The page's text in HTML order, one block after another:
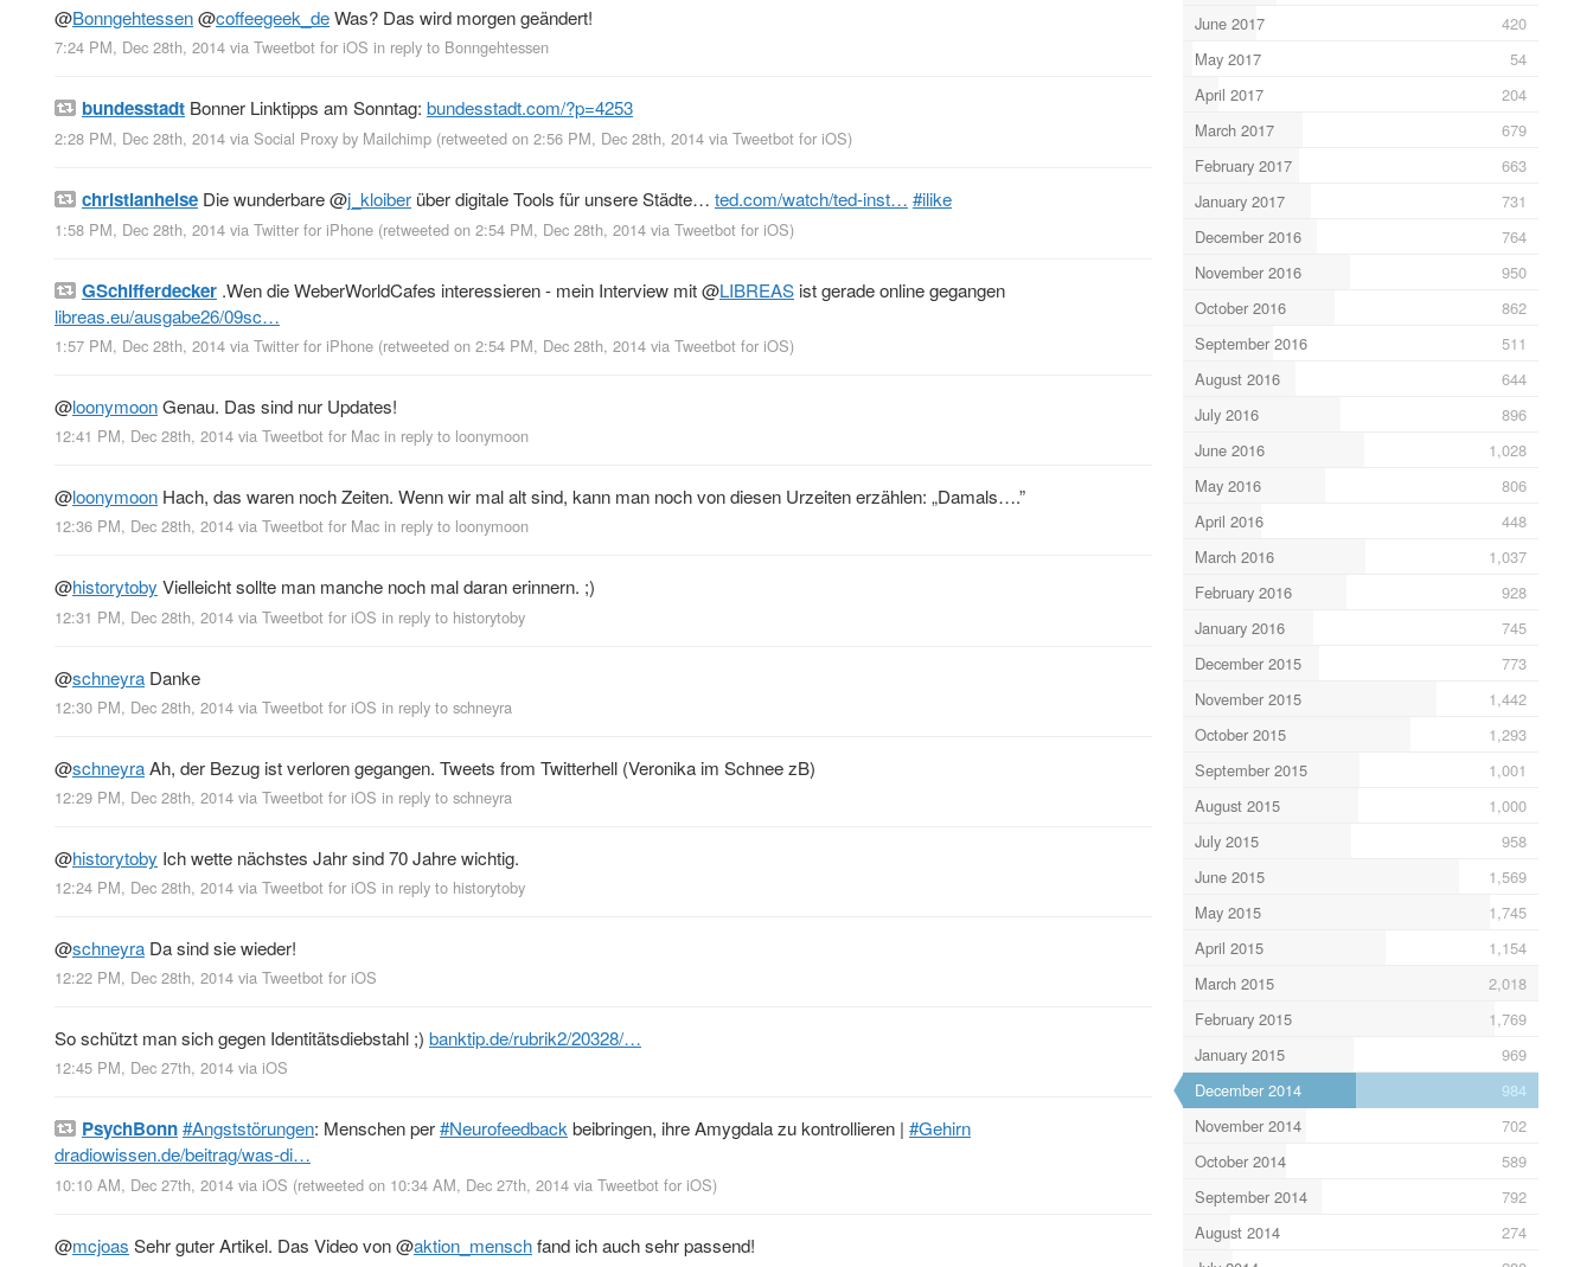
@Bonngehtessen@coffeegeek_deWas? Das wird morgen geändert!
7:24 PM, Dec 28th, 2014 via Tweetbot for iΟS in reply to Bonngehtessen
bundesstadt Bonner Linktipps am Sonntag: bundesstadt.com/?p=4253
2:28 PM, Dec 28th, 2014 via Social Proxy by Mailchimp (retweeted on 2:56 PM, Dec 28th, 2014 via Tweetbot for iΟS)
christianheise Die wunderbare@j_kloiber über digitale Tools für unsere Städte… ted.com/watch/ted-inst… #ilike
1:58 PM, Dec 28th, 2014 via Twitter for iPhone (retweeted on 2:54 PM, Dec 28th, 2014 via Tweetbot for iΟS)
GSchifferdecker .Wen die WeberWorldCafes interessieren - mein Interview mit@LIBREAS ist gerade online gegangen
libreas.eu/ausgabe26/09sc…
1:57 PM, Dec 28th, 2014 via Twitter for iPhone (retweeted on 2:54 PM, Dec 28th, 2014 via Tweetbot for iΟS)
@loonymoonGenau. Das sind nur Updates!
12:41 PM, Dec 28th, 2014 via Tweetbot for Mac in reply to loonymoon
@loonymoon Hach, das waren noch Zeiten. Wenn wir mal alt sind, kann man noch von diesen Urzeiten erzählen: „Damals….”
12:36 PM, Dec 28th, 2014 via Tweetbot for Mac in reply to loonymoon
@historytoby Vielleicht sollte man manche noch mal daran erinnern. ;)
12:31 PM, Dec 28th, 2014 via Tweetbot for iΟS in reply to historytoby
@schneyra Danke
12:30 PM, Dec 28th, 2014 via Tweetbot for iΟS in reply to schneyra
@schneyraAh, der Bezug ist verloren gegangen. Tweets from Twitterhell (Veronika im Schnee zB)
12:29 PM, Dec 28th, 2014 via Tweetbot for iΟS in reply to schneyra
@historytoby Ich wette nächstes Jahr sind 70 Jahre wichtig.
12:24 PM, Dec 28th, 2014 via Tweetbot for iΟS in reply to historytoby
@schneyra Da sind sie wieder!
12:22 PM, Dec 28th, 2014 via Tweetbot for iΟS
So schützt man sich gegen Identitätsdiebstahl ;) banktip.de/rubrik2/20328/…
12:45 PM, Dec 27th, 2014 via iOS
PsychBonn#Angststörungen: Menschen per#Neurofeedbackbeibringen, ihre Amygdala zu kontrollieren | #Gehirn
dradiowissen.de/beitrag/was-di…
10:10 AM, Dec 27th, 2014 via iOS (retweeted on 10:34 AM, Dec 27th, 2014 via Tweetbot for iΟS)
@mcjoas Sehr guter Artikel. Das Video von@aktion_menschfand ich auch sehr passend!
June 2017
420
May 2017
54
April 2017
204
March 2017
679
February 2017
663
January 2017
731
December 2016
764
November 2016
950
October 2016
862
September 2016
511
August 2016
644
July 2016
896
June 2016
1,028
May 2016
806
April 2016
448
March 2016
1,037
February 2016
928
January 2016
745
December 2015
773
November 2015
1,442
October 2015
1,293
September 2015
1,001
August 2015
1,000
July 2015
958
June 2015
1,569
May 2015
1,745
April 2015
1,154
March 2015
2,018
February 2015
1,769
January 2015
969
December 2014
984
November 2014
702
October 2014
589
September 2014
792
August 2014
274